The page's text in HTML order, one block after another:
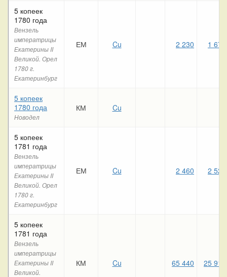
5 копеек
1780 года
Вензель
императрицы
Екатерины II
Великой. Орел
1780 г.
Екатеринбург
ЕМ Cu 2 230 1 670
5 копеек
1780 года
Новодел
КМ Cu
5 копеек
1781 года
Вензель
императрицы
Екатерины II
Великой. Орел
1780 г.
Екатеринбург
ЕМ Cu 2 460 2 520
5 копеек
1781 года
Вензель
императрицы
Екатерины II
Великой.
КМ Cu 65 440 25 910